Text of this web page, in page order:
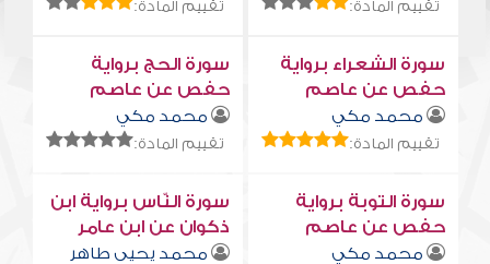
تقييم المادة: تقييم المادة:
سورة الشعراء برواية
حفص عن عاصم
محمد مكي
تقييم المادة:
سورة الحج برواية
حفص عن عاصم
محمد مكي
تقييم المادة:
سورة التوبة برواية
حفص عن عاصم
محمد مكي
سورة النّاس برواية ابن
ذكوان عن ابن عامر
محمد يحيى طاهر